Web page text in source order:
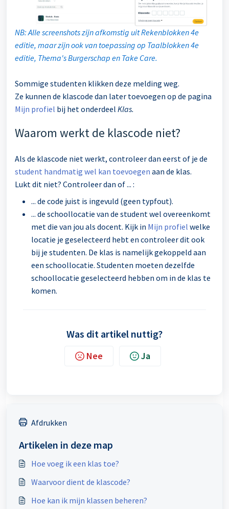
NB: Alle screenshots zijn afkomstig uit Rekenblokken 4e
editie, maar zijn ook van toepassing op Taalblokken 4e
editie, Thema's Burgerschap en Take Care.
Sommige studenten klikken deze melding weg.
Ze kunnen de klascode dan later toevoegen op de pagina
Mijn profiel bij het onderdeel Klas.
Waarom werkt de klascode niet?
Als de klascode niet werkt, controleer dan eerst of je de
student handmatig wel kan toevoegen aan de klas.
Lukt dit niet? Controleer dan of ... :
... de code juist is ingevuld (geen typfout).
... de schoollocatie van de student wel overeenkomt
met die van jou als docent. Kijk in Mijn profiel welke
locatie je geselecteerd hebt en controleer dit ook
bij je studenten. De klas is namelijk gekoppeld aan
een schoollocatie. Studenten moeten dezelfde
schoollocatie geselecteerd hebben om in de klas te
komen.
Was dit artikel nuttig?
Nee Ja
Afdrukken
Artikelen in deze map
Hoe voeg ik een klas toe?
Waarvoor dient de klascode?
Hoe kan ik mijn klassen beheren?